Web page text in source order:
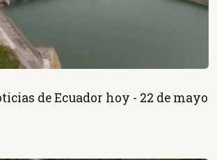
de Ecuador hoy - 22 de mayo